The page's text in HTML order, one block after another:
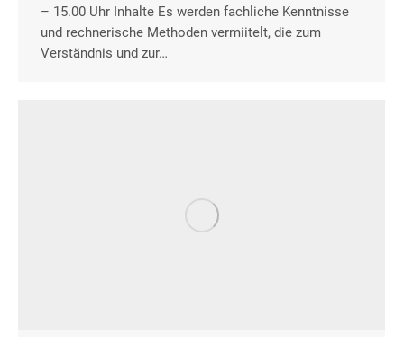
– 15.00 Uhr Inhalte Es werden fachliche Kenntnisse
und rechnerische Methoden vermiitelt, die zum
Verständnis und zur…